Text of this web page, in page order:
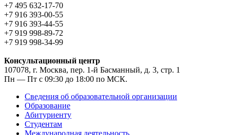
+7 495 632-17-70
+7 916 393-00-55
+7 916 393-44-55
+7 919 998-89-72
+7 919 998-34-99
Консультационный центр
107078, г. Москва, пер. 1-й Басманный, д. 3, стр. 1
Пн — Пт с 09:30 до 18:00 по МСК.
Сведения об образовательной организации
Образование
Абитуриенту
Студентам
Международная деятельность